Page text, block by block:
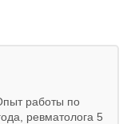
работы по
ревматолога 5